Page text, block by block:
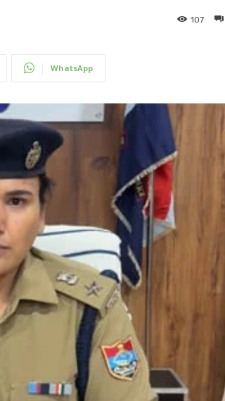
107
WhatsApp